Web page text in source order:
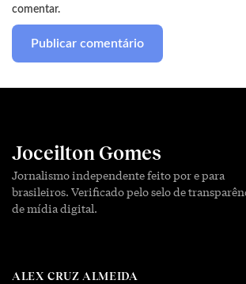
comentar.
Joceilton Gomes
Jornalismo independente feito por e para
brasileiros. Verificado pelo selo de
de mídia digital.
ALEX CRUZ ALMEIDA